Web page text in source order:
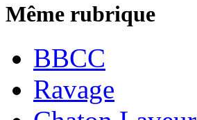
Même rubrique
BBCC
Ravage